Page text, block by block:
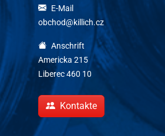
E-Mail
obchod@killich.cz
Anschrift
Americka 215
Liberec 460 10
Kontakte